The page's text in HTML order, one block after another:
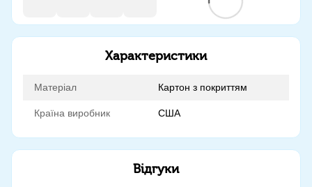
Характеристики
Матеріал Картон з покриттям
Країна виробник США
Відгуки